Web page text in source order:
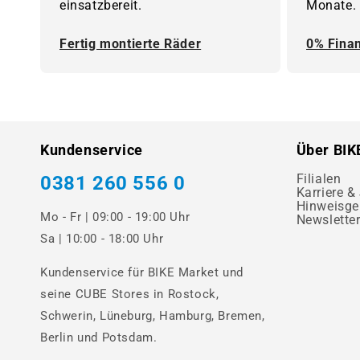
einsatzbereit.
Fertig montierte Räder
Monate.
0%
Kundenservice
0381 260 556 0
Mo - Fr | 09:00 - 19:00 Uhr
Sa | 10:00 - 18:00 Uhr
Kundenservice für BIKE Market und
seine CUBE Stores in Rostock,
Schwerin, Lüneburg, Hamburg, Bremen,
Berlin und Potsdam.
Über
Filialen
Karriere
Newsletter